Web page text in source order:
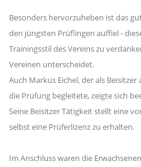
Besonders hervorzuheben ist das
den jüngsten Prüflingen auffiel -
Trainingsstil des Vereins zu
Vereinen unterscheidet.
Auch Markus Eichel, der als
die Prüfung begleitete, zeigte sich
Seine Beisitzer Tätigkeit stellt eine
selbst eine Prüferlizenz zu erhalten.
Im Anschluss waren die